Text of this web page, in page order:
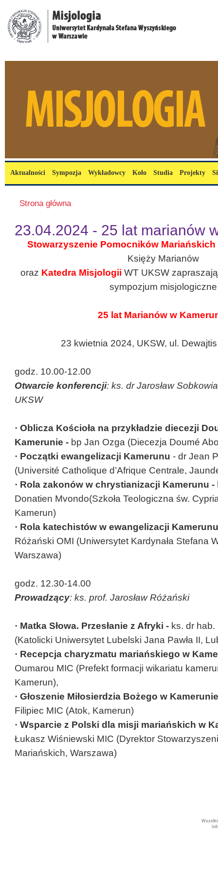
Menu główne
Aktualności Sympozja Wykładowcy Koło Studia Projekty
Jesteś tutaj
Strona główna
23.04.2024 - 25 lat marianów
Stowarzyszenie Pomocników Mariańskich
Księży Marianów
oraz Katedra Misjologii WT UKSW
sympozjum misjologiczne
25 lat Marianów w
23 kwietnia 2024, UKSW, ul.
godz. 10.00-12.00
Otwarcie konferencji: ks. dr Jarosław
UKSW
· Oblicza Kościoła na przykładzie diecezji
Kamerunie - bp Jan Ozga (Diecezja Doumé
· Początki ewangelizacji Kamerunu - dr Jean
(Université Catholique d’Afrique Centrale,
· Rola zakonów w chrystianizacji Kamerunu -
Donatien Mvondo(Szkoła Teologiczna św.
Kamerun)
· Rola katechistów w ewangelizacji
Różański OMI (Uniwersytet Kardynała Stefana
Warszawa)
godz. 12.30-14.00
Prowadzący: ks. prof. Jarosław Różański
· Matka Słowa. Przesłanie z Afryki - ks. dr
(Katolicki Uniwersytet Lubelski Jana Pawła II,
· Recepcja charyzmatu mariańskiego w
Oumarou MIC (Prefekt formacji wikariatu
Kamerun),
· Głoszenie Miłosierdzia Bożego w
Filipiec MIC (Atok, Kamerun)
· Wsparcie z Polski dla misji mariańskich w
Łukasz Wiśniewski MIC (Dyrektor
Mariańskich, Warszawa)